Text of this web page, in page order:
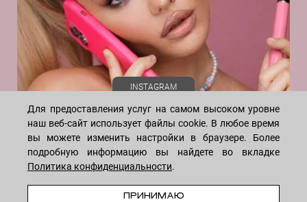
Реквизиты
Отзывы
INSTAGRAM
WHATSAPP TELEGRAM VK
Для предоставления услуг на самом высоком уровне
наш веб-сайт использует файлы cookie. В любое время
вы можете изменить настройки в браузере. Более
подробную информацию вы найдете во вкладке
Политика конфиденциальности.
ПРИНИМАЮ